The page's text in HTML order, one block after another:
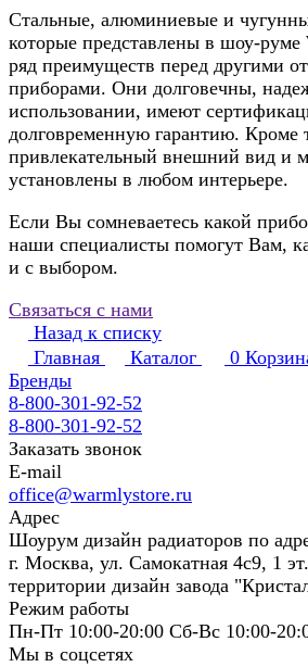
Стальные, алюминиевые и
которые представлены в шоу-
ряд преимуществ перед другими
приборами. Они долговечны,
использовании, имеют
долговременную гарантию. Кроме
привлекательный внешний вид и
установлены в любом интерьере.
Если Вы сомневаетесь какой
наши специалисты помогут Вам,
и с выбором.
Связаться с нами
Назад к списку
Главная
Каталог 0
Бренды
8-800-301-92-52
8-800-301-92-52
Заказать звонок
E-mail
office@warmlystore.ru
Адрес
Шоурум дизайн радиаторов по
г. Москва, ул. Самокатная 4с9, 1
территории дизайн завода
Режим работы
Пн-Пт 10:00-20:00 Сб-Вс 10:00-
Мы в соцсетях